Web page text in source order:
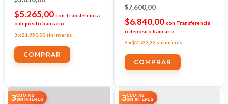
$5.265,00 con Transferencia
o depósito bancario
3 x$1.950,00 sin interés
$7.600,00
$6.840,00 con Transferencia
o depósito bancario
3 x$2.533,33 sin interés
3CUOTAS
SIN INTERÉS
3CUOTAS
SIN INTERÉS